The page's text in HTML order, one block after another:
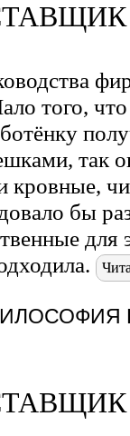
того,
так
кровные,
бы
для